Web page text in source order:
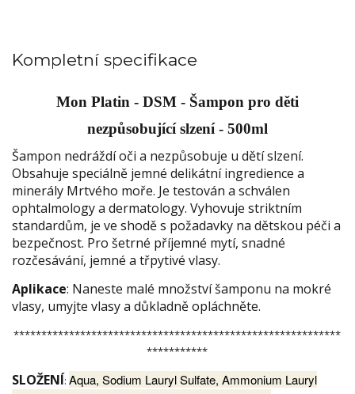
Kompletní specifikace
Mon Platin - DSM - Šampon pro děti
nezpůsobující slzení - 500ml
Šampon nedráždí oči a nezpůsobuje u dětí slzení.
Obsahuje speciálně jemné delikátní ingredience a
minerály Mrtvého moře. Je testován a schválen
ophtalmology a dermatology. Vyhovuje striktním
standardům, je ve shodě s požadavky na dětskou péči a
bezpečnost. Pro šetrné příjemné mytí, snadné
rozčesávání, jemné a třpytivé vlasy.
Aplikace: Naneste malé množství šamponu na mokré
vlasy, umyjte vlasy a důkladně opláchněte.
***********************************************************
***********
SLOŽENÍ: Aqua, Sodium Lauryl Sulfate, Ammonium Lauryl